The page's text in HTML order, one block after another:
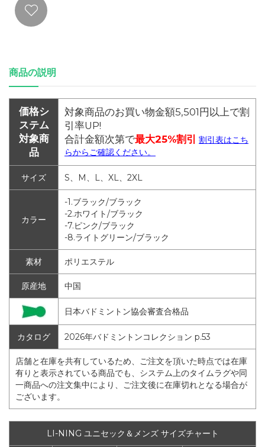
商品の説明
価格シ
ステム
対象商
品
対象商品のお買い物金額5,501円以上で割
引率UP!
合計金額次第で最大25%割引
割引表はこち
らからご確認ください。
サイズ S、M、L、XL、2XL
カラー
-1.ブラック/ブラック
-2.ホワイト/ブラック
-7.ピンク/ブラック
-8.ライトグリーン/ブラック
素材 ポリエステル
原産地 中国
日本バドミントン協会審査合格品
カタログ 2026年バドミントンコレクション p.53
店舗と在庫を共有しているため、ご注文を頂いた時点では在庫
有りと表示されている商品でも、システム上のタイムラグや同
一商品への注文集中により、ご注文後に在庫切れとなる場合が
ございます。
LI-NING ユニセック＆メンズ サイズチャート